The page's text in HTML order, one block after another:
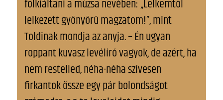
fölkiáltani a múzsa nevében: „Lelkemtől
lelkezett gyönyörű magzatom!”, mint
Toldinak mondja az anyja. – Én ugyan
roppant kuvasz levélíró vagyok, de azért, ha
nem restelled, néha-néha szívesen
firkantok össze egy pár bolondságot